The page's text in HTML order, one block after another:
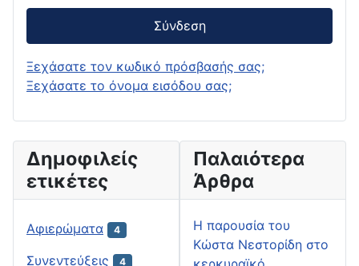
Σύνδεση
Ξεχάσατε τον κωδικό πρόσβασής σας;
Ξεχάσατε το όνομα εισόδου σας;
Δημοφιλείς
ετικέτες
Αφιερώματα 4
Συνεντεύξεις 4
Παλαιότερα
Άρθρα
H παρουσία του
Κώστα Νεστορίδη στο